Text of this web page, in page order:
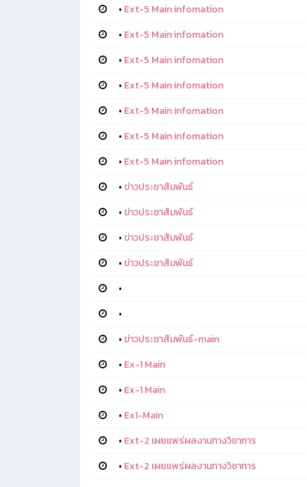
• Ext-5 Main infomation
• Ext-5 Main infomation
• Ext-5 Main infomation
• Ext-5 Main infomation
• Ext-5 Main infomation
• Ext-5 Main infomation
• Ext-5 Main infomation
• ข่าวประชาสัมพันธ์
• ข่าวประชาสัมพันธ์
• ข่าวประชาสัมพันธ์
• ข่าวประชาสัมพันธ์
•
•
• ข่าวประชาสัมพันธ์-main
• Ex-1 Main
• Ex-1 Main
• Ex1-Main
• Ext-2 เผยแพร่ผลงานทางวิชาการ
• Ext-2 เผยแพร่ผลงานทางวิชาการ